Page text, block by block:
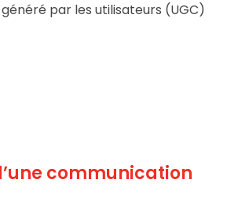
par les utilisateurs (UGC)
communication